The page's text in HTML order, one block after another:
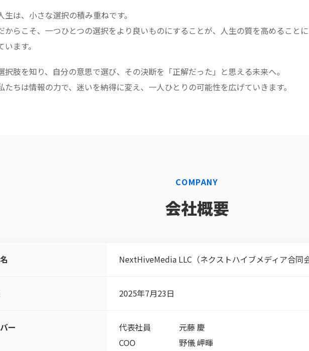
生は、小さな選択の積み重ねです。
からこそ、一つひとつの選択をより良いものにすることが、人生の質を高めること
います。
択肢を知り、自分の意思で選び、その決断を「正解だった」と思える未来へ。
たちは情報の力で、迷いを納得に変え、一人ひとりの可能性を広げていきます。
COMPANY
会社概要
NextHiveMedia LLC（ネクストハイブメディア合同
2025年7月23日
ー 代表社員
元藤 慶
COO
野儀 岬暉